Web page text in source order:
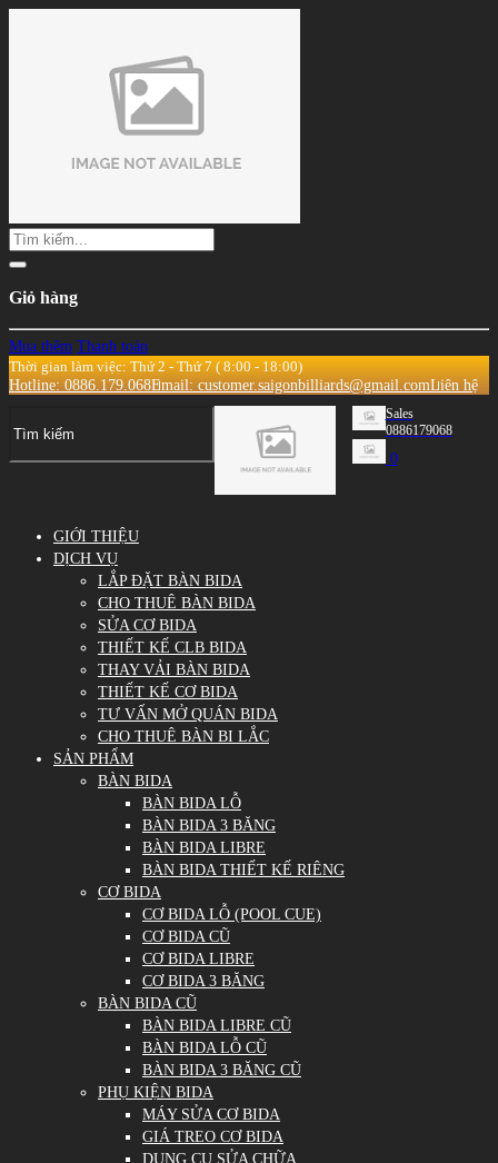
Giỏ hàng
Mua thêm Thanh toán
Thời gian làm việc: Thứ 2 - Thứ 7 ( 8:00 - 18:00)
Hotline: 0886.179.068Email: customer.saigonbilliards@gmail.comLiên hệ
Sales
0886179068
0
GIỚI THIỆU
DỊCH VỤ
LẮP ĐẶT BÀN BIDA
CHO THUÊ BÀN BIDA
SỬA CƠ BIDA
THIẾT KẾ CLB BIDA
THAY VẢI BÀN BIDA
THIẾT KẾ CƠ BIDA
TƯ VẤN MỞ QUÁN BIDA
CHO THUÊ BÀN BI LẮC
SẢN PHẨM
BÀN BIDA
BÀN BIDA LỖ
BÀN BIDA 3 BĂNG
BÀN BIDA LIBRE
BÀN BIDA THIẾT KẾ RIÊNG
CƠ BIDA
CƠ BIDA LỖ (POOL CUE)
CƠ BIDA CŨ
CƠ BIDA LIBRE
CƠ BIDA 3 BĂNG
BÀN BIDA CŨ
BÀN BIDA LIBRE CŨ
BÀN BIDA LỖ CŨ
BÀN BIDA 3 BĂNG CŨ
PHỤ KIỆN BIDA
MÁY SỬA CƠ BIDA
GIÁ TREO CƠ BIDA
DỤNG CỤ SỬA CHỮA